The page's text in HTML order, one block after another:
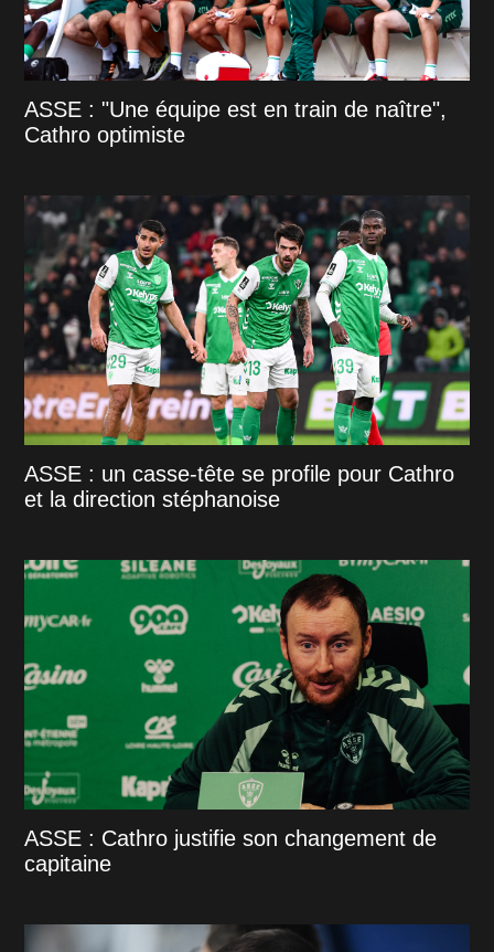
ASSE : "Une équipe est en train de naître",
Cathro optimiste
ASSE : un casse-tête se profile pour Cathro
et la direction stéphanoise
ASSE : Cathro justifie son changement de
capitaine